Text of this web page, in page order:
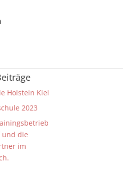
Holstein Kiel
2023
und die
im